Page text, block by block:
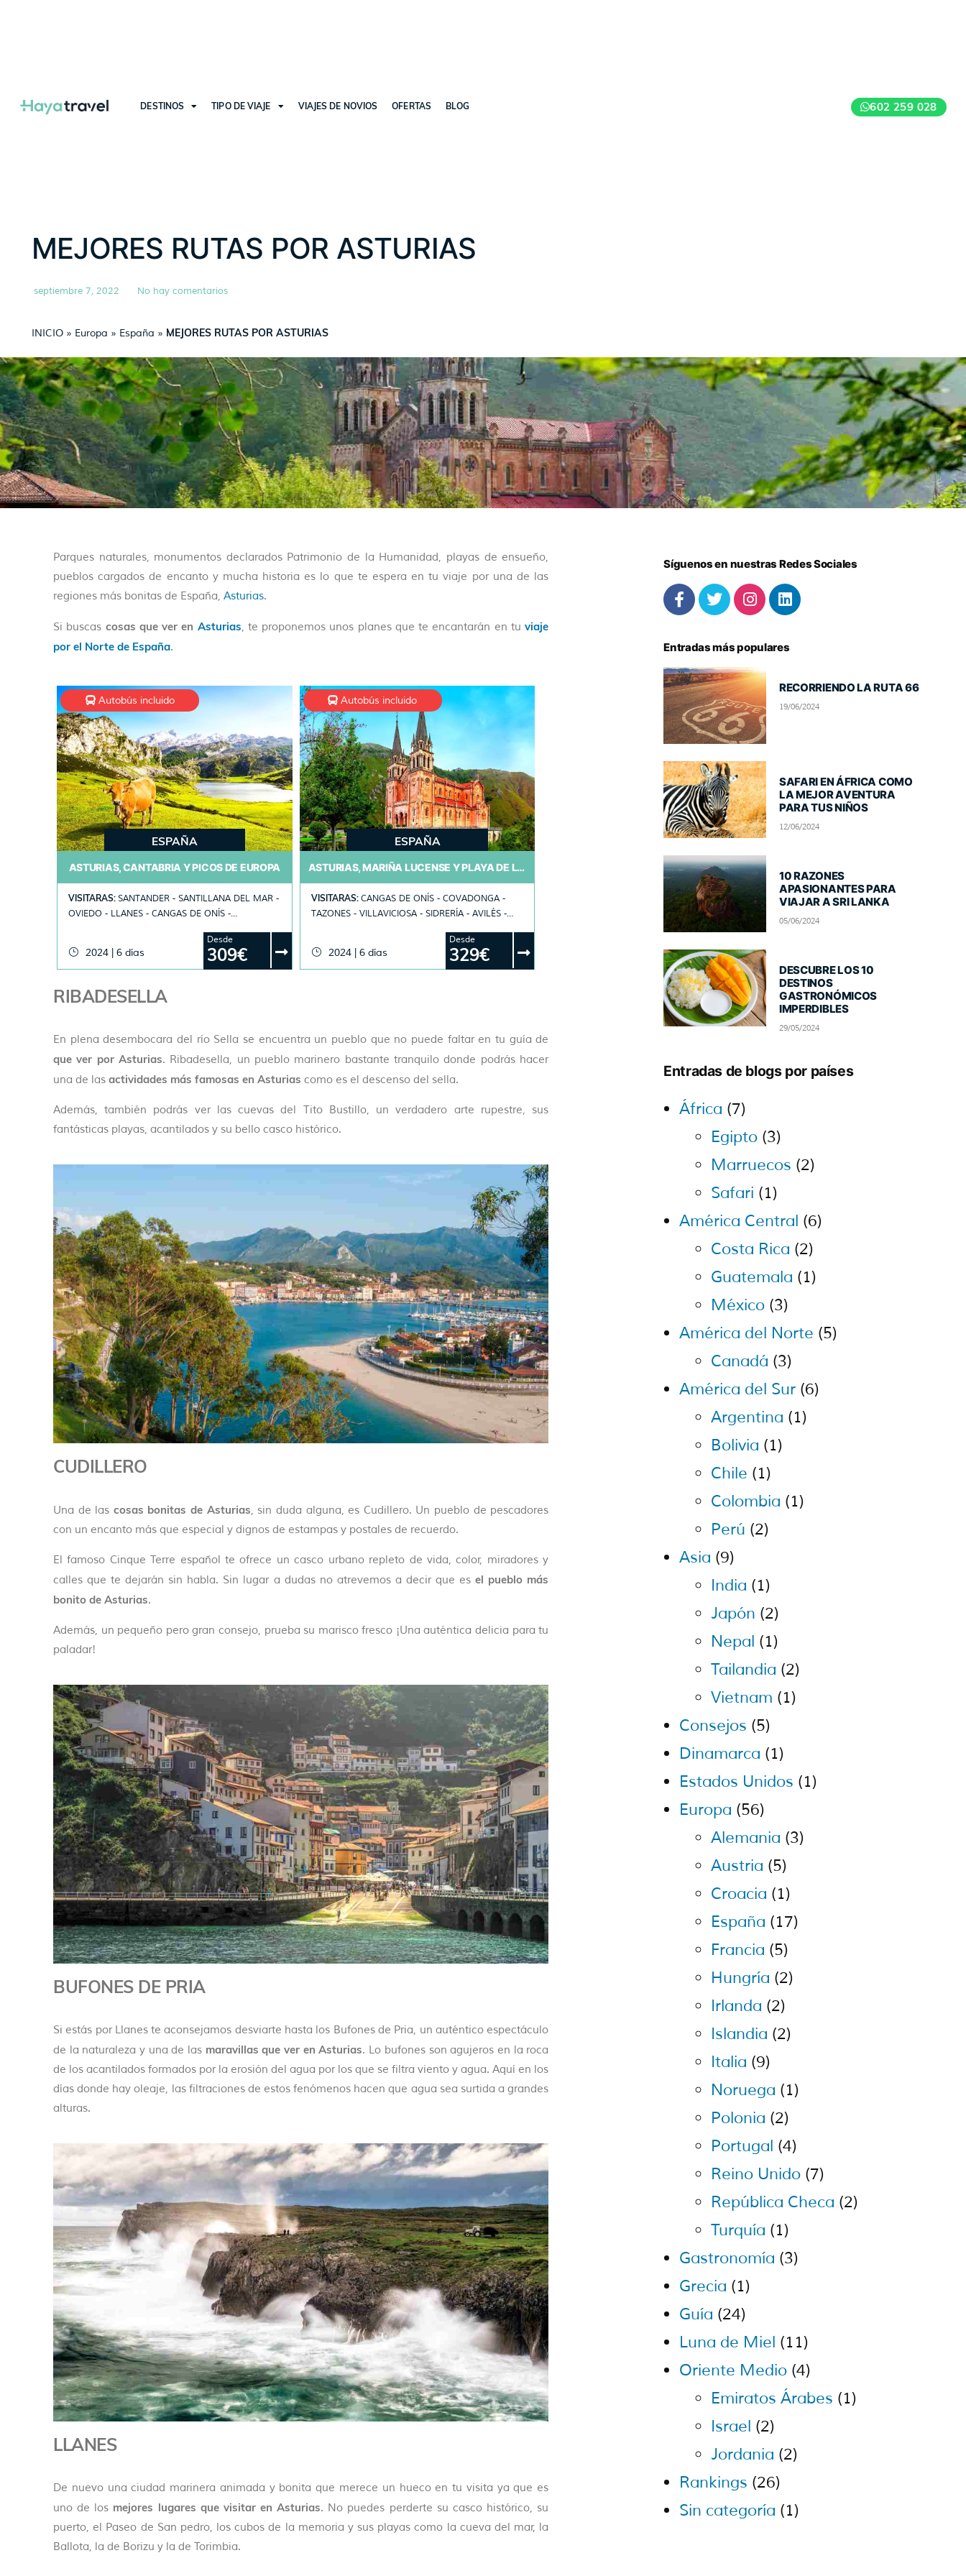
DESTINOS TIPO DE VIAJE VIAJES DE NOVIOS OFERTAS BLOG 602 259 028
MEJORES RUTAS POR ASTURIAS
septiembre 7, 2022 No hay comentarios
INICIO » Europa » España » MEJORES RUTAS POR ASTURIAS
Parques naturales, monumentos declarados Patrimonio de la Humanidad, playas de ensueño,
pueblos cargados de encanto y mucha historia es lo que te espera en tu viaje por una de las
regiones más bonitas de España, Asturias.
Si buscas cosas que ver en Asturias, te proponemos unos planes que te encantarán en tuviaje
por el Norte de España.
Autobús incluido
ESPAÑA
ASTURIAS, CANTABRIA Y PICOS DE EUROPA
VISITARAS: SANTANDER - SANTILLANA DEL MAR -
OVIEDO - LLANES - CANGAS DE ONÍS -
2024 | 6 días
Desde
309€
Autobús incluido
ESPAÑA
ASTURIAS, MARIÑA LUCENSE Y PLAYA DE LAS CATEDRALES
VISITARAS: CANGAS DE ONÍS - COVADONGA -
TAZONES - VILLAVICIOSA - SIDRERÍA - AVILÉS -
CATEDRALES - MONDOÑEDO - OVIEDO - GIJÓN
2024 | 6 días
Desde
329€
RIBADESELLA
En plena desembocara del río Sella se encuentra un pueblo que no puede faltar en tu guía de
que ver por Asturias. Ribadesella, un pueblo marinero bastante tranquilo donde podrás hacer
una de las actividades más famosas en Asturias como es el descenso del sella.
Además, también podrás ver las cuevas del Tito Bustillo, un verdadero arte rupestre, sus
fantásticas playas, acantilados y su bello casco histórico.
CUDILLERO
Una de las cosas bonitas de Asturias, sin duda alguna, es Cudillero. Un pueblo de pescadores
con un encanto más que especial y dignos de estampas y postales de recuerdo.
El famoso Cinque Terre español te ofrece un casco urbano repleto de vida, color, miradores y
calles que te dejarán sin habla. Sin lugar a dudas no atrevemos a decir que esel pueblo más
bonito de Asturias.
Además, un pequeño pero gran consejo, prueba su marisco fresco ¡Una auténtica delicia para tu
paladar!
BUFONES DE PRIA
Si estás por Llanes te aconsejamos desviarte hasta los Bufones de Pria, un auténtico espectáculo
de la naturaleza y una de las maravillas que ver en Asturias. Lo bufones son agujeros en la roca
de los acantilados formados por la erosión del agua por los que se filtra viento y agua. Aquí en los
días donde hay oleaje, las filtraciones de estos fenómenos hacen que agua sea surtida a grandes
alturas.
LLANES
De nuevo una ciudad marinera animada y bonita que merece un hueco en tu visita ya que es
uno de los mejores lugares que visitar en Asturias. No puedes perderte su casco histórico, su
puerto, el Paseo de San pedro, los cubos de la memoria y sus playas como la cueva del mar, la
Ballota, la de Borizu y la de Torimbia.
Síguenos en nuestras Redes Sociales
Entradas más populares
RECORRIENDO LA RUTA 66
19/06/2024
SAFARI EN ÁFRICA COMO
LA MEJOR AVENTURA
PARA TUS NIÑOS
12/06/2024
10 RAZONES
APASIONANTES PARA
VIAJAR A SRI LANKA
05/06/2024
DESCUBRE LOS 10
DESTINOS
GASTRONÓMICOS
IMPERDIBLES
29/05/2024
Entradas de blogs por países
África (7)
Egipto (3)
Marruecos (2)
Safari (1)
América Central (6)
Costa Rica (2)
Guatemala (1)
México (3)
América del Norte (5)
Canadá (3)
América del Sur (6)
Argentina (1)
Bolivia (1)
Chile (1)
Colombia (1)
Perú (2)
Asia (9)
India (1)
Japón (2)
Nepal (1)
Tailandia (2)
Vietnam (1)
Consejos (5)
Dinamarca (1)
Estados Unidos (1)
Europa (56)
Alemania (3)
Austria (5)
Croacia (1)
España (17)
Francia (5)
Hungría (2)
Irlanda (2)
Islandia (2)
Italia (9)
Noruega (1)
Polonia (2)
Portugal (4)
Reino Unido (7)
República Checa (2)
Turquía (1)
Gastronomía (3)
Grecia (1)
Guía (24)
Luna de Miel (11)
Oriente Medio (4)
Emiratos Árabes (1)
Israel (2)
Jordania (2)
Rankings (26)
Sin categoría (1)